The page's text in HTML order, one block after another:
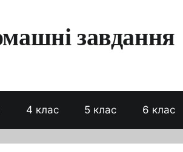
завдання
4 клас 5 клас 6 клас